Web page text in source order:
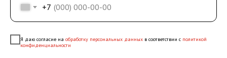
+7
Я даю согласие на обработку персональных данных в соответствии с политикой
конфиденциальности